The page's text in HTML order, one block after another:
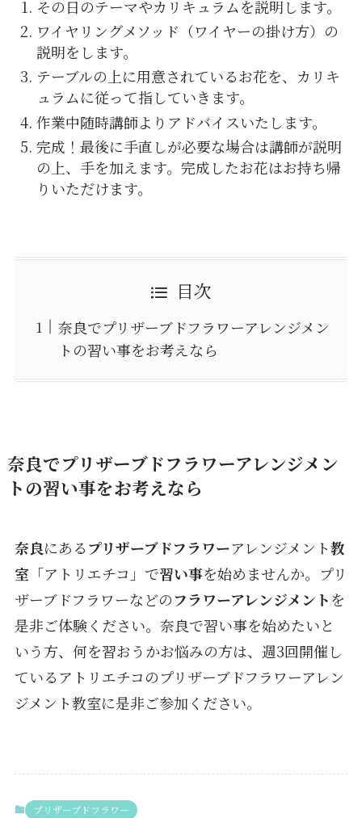
その日のテーマやカリキュラムを説明します。
ワイヤリングメソッド（ワイヤーの掛け方）の
説明をします。
テーブルの上に用意されているお花を、カリキ
ュラムに従って指していきます。
作業中随時講師よりアドバイスいたします。
完成！最後に手直しが必要な場合は講師が説明
の上、手を加えます。完成したお花はお持ち帰
りいただけます。
目次
奈良でプリザーブドフラワーアレンジメン
トの習い事をお考えなら
奈良でプリザーブドフラワーアレンジメン
トの習い事をお考えなら
奈良にあるプリザーブドフラワーアレンジメント教
室「アトリエチコ」で習い事を始めませんか。プリ
ザーブドフラワーなどのフラワーアレンジメントを
是非ご体験ください。奈良で習い事を始めたいと
いう方、何を習おうかお悩みの方は、週3回開催し
ているアトリエチコのプリザーブドフラワーアレン
ジメント教室に是非ご参加ください。
プリザーブドフラワー